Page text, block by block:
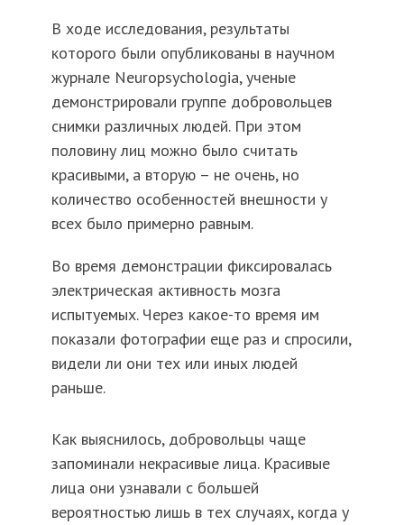
В ходе исследования, результаты
которого были опубликованы в научном
журнале Neuropsychologia, ученые
демонстрировали группе добровольцев
снимки различных людей. При этом
половину лиц можно было считать
красивыми, а вторую – не очень, но
количество особенностей внешности у
всех было примерно равным.
Во время демонстрации фиксировалась
электрическая активность мозга
испытуемых. Через какое-то время им
показали фотографии еще раз и спросили,
видели ли они тех или иных людей
раньше.
Как выяснилось, добровольцы чаще
запоминали некрасивые лица. Красивые
лица они узнавали с большей
вероятностью лишь в тех случаях, когда у